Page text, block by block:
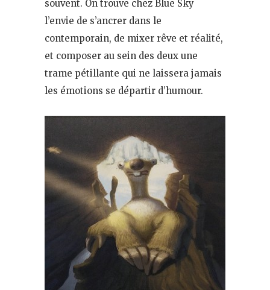
souvent. On trouve chez Blue Sky
l’envie de s’ancrer dans le
contemporain, de mixer rêve et réalité,
et composer au sein des deux une
trame pétillante qui ne laissera jamais
les émotions se départir d’humour.